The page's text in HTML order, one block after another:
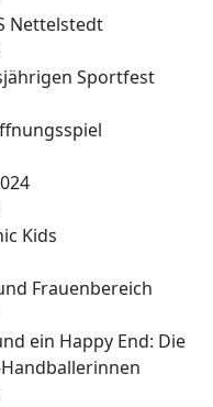
Nettelstedt
Sportfest
Kids
Frauenbereich
ein Happy End: Die